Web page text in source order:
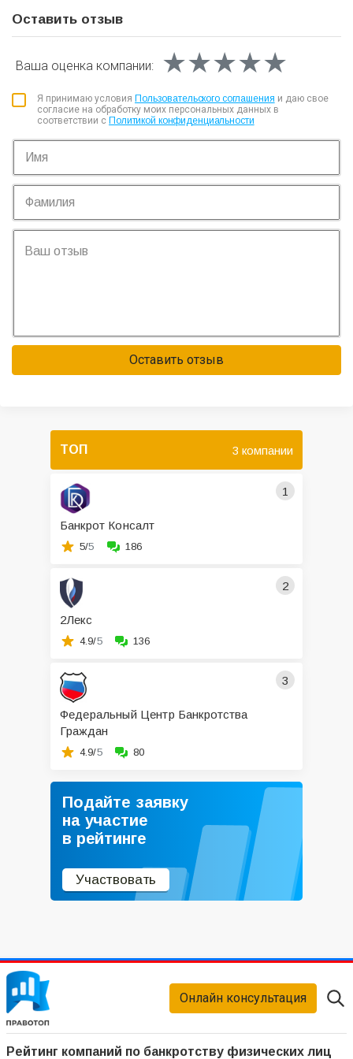
Оставить отзыв
Ваша оценка компании: ★★★★★
★★★★★
★★★★★
Я принимаю условия Пользовательского соглашения и даю свое
согласие на обработку моих персональных данных в
соответствии с Политикой конфиденциальности
Оставить отзыв
ТОП 3 компании
1
Банкрот Консалт
5/5 186
2
2Лекс
4.9/5 136
3
Федеральный Центр Банкротства
Граждан
4.9/5 80
Подайте заявку
на участие
в рейтинге
Участвовать
Рейтинг компаний по банкротству физических лиц
Онлайн консультация